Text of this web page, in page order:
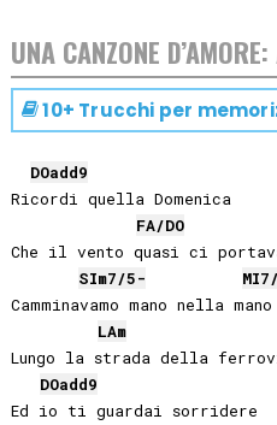
UNA CANZONE
10+ Trucchi per
DOadd9
Ricordi quella Domenica
FA/DO
Che il vento quasi ci
SIm7/5- MI
Camminavamo mano nella mano
LAm
Lungo la strada della
DOadd9
Ed io ti guardai sorridere